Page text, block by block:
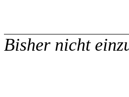
Bisher nicht